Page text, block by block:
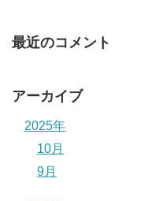
最近のコメント
アーカイブ
2025年
10月
9月